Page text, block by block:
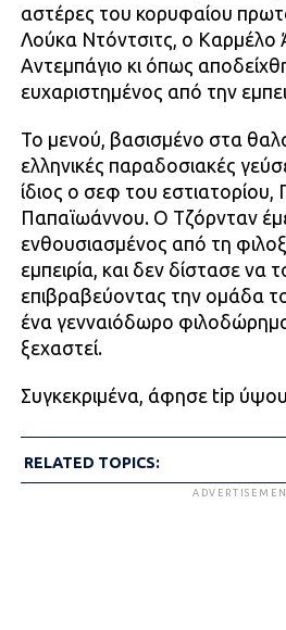
αστέρες του κορυφαίου
Λούκα Ντόντσιτς, ο Καρμέλο
Αντεμπάγιο κι όπως
ευχαριστημένος από την
Το μενού, βασισμένο στα
ελληνικές παραδοσιακές
ίδιος ο σεφ του εστιατορίου,
Παπαϊωάννου. Ο Τζόρνταν
ενθουσιασμένος από τη
εμπειρία, και δεν δίστασε να
επιβραβεύοντας την ομάδα
ένα γενναιόδωρο
ξεχαστεί.
Συγκεκριμένα, άφησε tip
RELATED TOPICS: